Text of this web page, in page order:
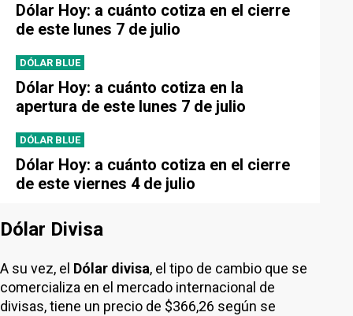
Dólar Hoy: a cuánto cotiza en el cierre
de este lunes 7 de julio
DÓLAR BLUE
Dólar Hoy: a cuánto cotiza en la
apertura de este lunes 7 de julio
DÓLAR BLUE
Dólar Hoy: a cuánto cotiza en el cierre
de este viernes 4 de julio
Dólar Divisa
A su vez, el Dólar divisa, el tipo de cambio que se
comercializa en el mercado internacional de
divisas, tiene un precio de $366,26 según se